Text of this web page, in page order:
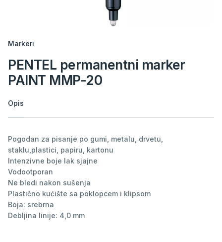
Markeri
PENTEL permanentni marker
PAINT MMP-20
Opis
Pogodan za pisanje po gumi, metalu, drvetu,
staklu,plastici, papiru, kartonu
Intenzivne boje lak sjajne
Vodootporan
Ne bledi nakon sušenja
Plastično kućište sa poklopcem i klipsom
Boja: srebrna
Debljina linije: 4,0 mm